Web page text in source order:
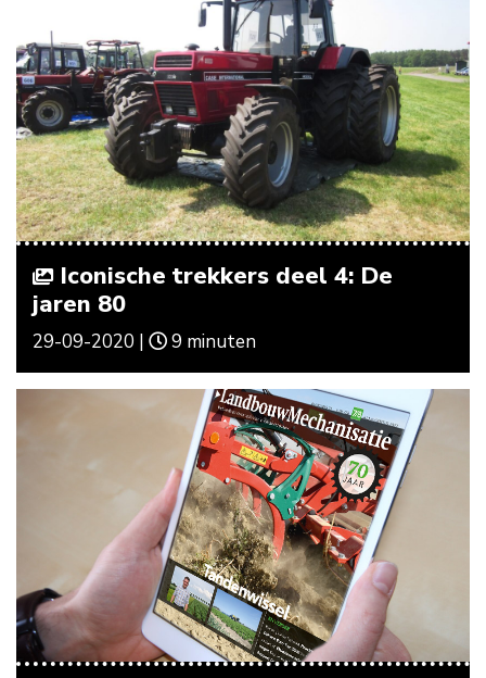
Iconische trekkers deel 4: De
jaren 80
29-09-2020 | 9 minuten